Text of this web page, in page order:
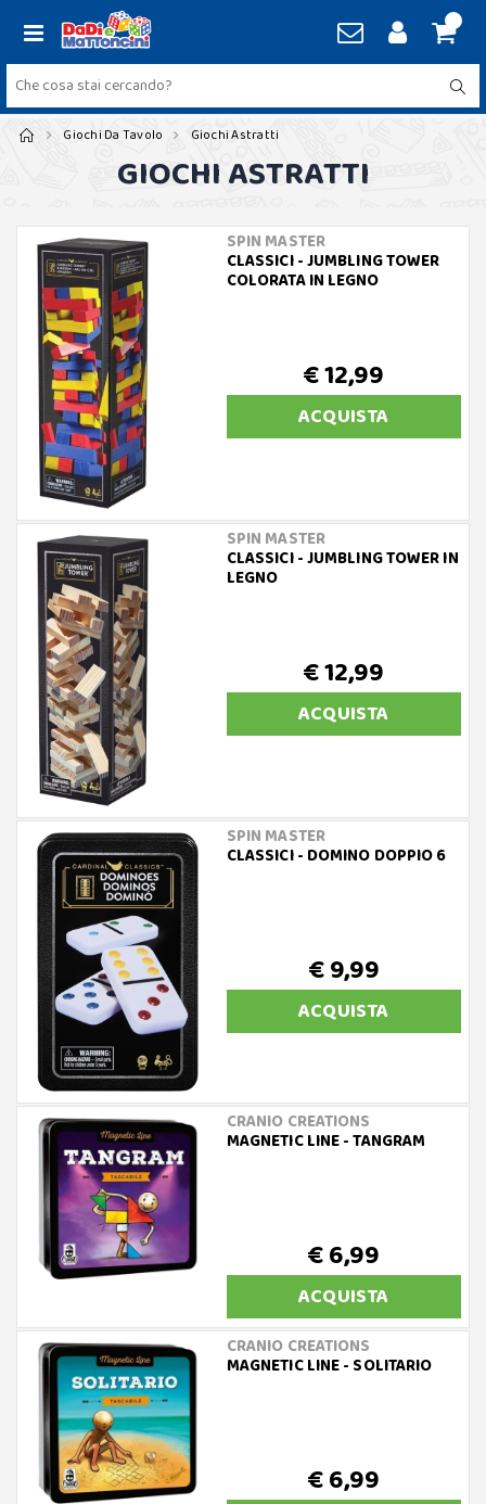
Giochi Da Tavolo Giochi Astratti
GIOCHI ASTRATTI
SPIN MASTER
CLASSICI - JUMBLING TOWER
COLORATA IN LEGNO
€ 12,99
ACQUISTA
SPIN MASTER
CLASSICI - JUMBLING TOWER IN
LEGNO
€ 12,99
ACQUISTA
SPIN MASTER
CLASSICI - DOMINO DOPPIO 6
€ 9,99
ACQUISTA
CRANIO CREATIONS
MAGNETIC LINE - TANGRAM
€ 6,99
ACQUISTA
CRANIO CREATIONS
MAGNETIC LINE - SOLITARIO
€ 6,99